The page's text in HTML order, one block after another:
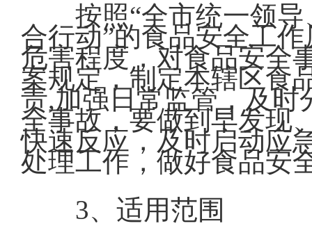
按照“全市统一领
合行动”的食品安全工
危害程度，对食品安全
案规定，制定本辖区食
责,加强日常监管，及
全事故，要做到早发现
快速反应，及时启动应
处理工作，做好食品安
3、适用范围